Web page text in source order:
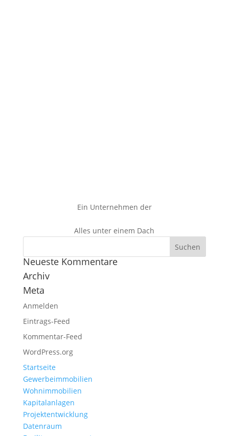
Ein Unternehmen der
Alles unter einem Dach
Neueste Kommentare
Archiv
Meta
Anmelden
Eintrags-Feed
Kommentar-Feed
WordPress.org
Startseite
Gewerbeimmobilien
Wohnimmobilien
Kapitalanlagen
Projektentwicklung
Datenraum